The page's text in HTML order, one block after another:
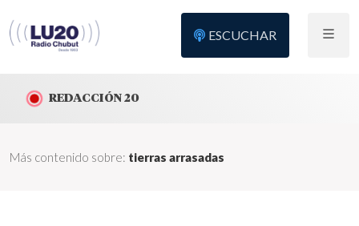
ESCUCHAR
REDACCIÓN 20
Más contenido sobre: tierras arrasadas